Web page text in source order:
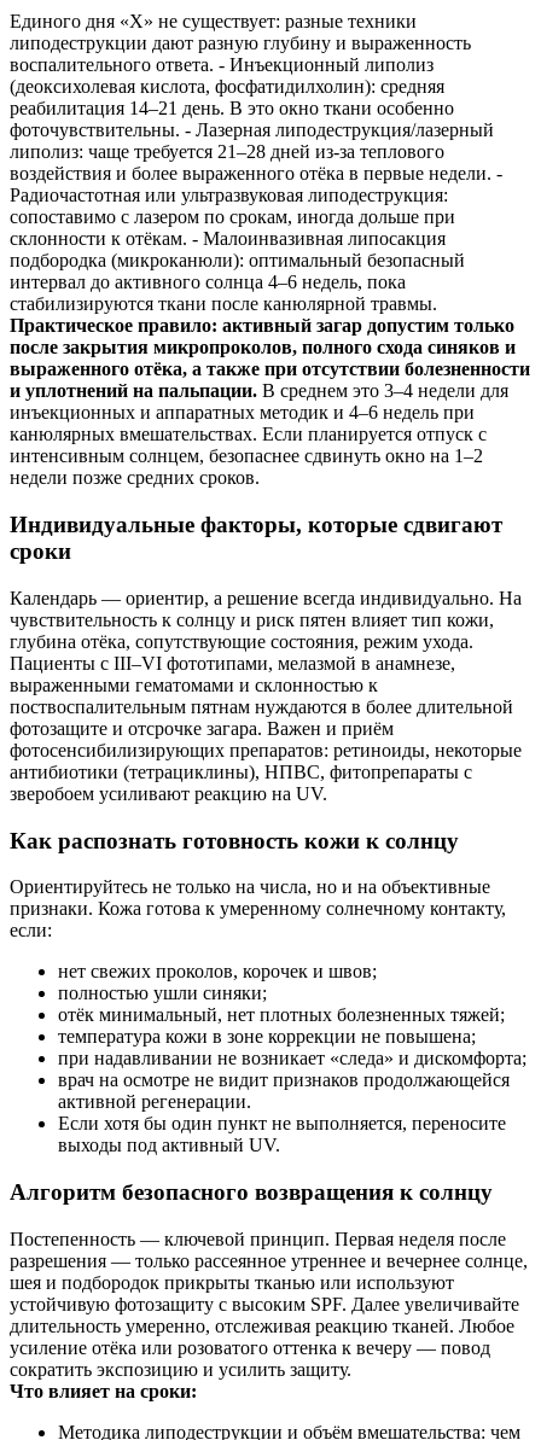
Единого дня «Х» не существует: разные техники
липодеструкции дают разную глубину и выраженность
воспалительного ответа. - Инъекционный липолиз
(деоксихолевая кислота, фосфатидилхолин): средняя
реабилитация 14–21 день. В это окно ткани особенно
фоточувствительны. - Лазерная липодеструкция/лазерный
липолиз: чаще требуется 21–28 дней из-за теплового
воздействия и более выраженного отёка в первые недели. -
Радиочастотная или ультразвуковая липодеструкция:
сопоставимо с лазером по срокам, иногда дольше при
склонности к отёкам. - Малоинвазивная липосакция
подбородка (микроканюли): оптимальный безопасный
интервал до активного солнца 4–6 недель, пока
стабилизируются ткани после канюлярной травмы.
Практическое правило: активный загар допустим только
после закрытия микропроколов, полного схода синяков и
выраженного отёка, а также при отсутствии болезненности
и уплотнений на пальпации. В среднем это 3–4 недели для
инъекционных и аппаратных методик и 4–6 недель при
канюлярных вмешательствах. Если планируется отпуск с
интенсивным солнцем, безопаснее сдвинуть окно на 1–2
недели позже средних сроков.
Индивидуальные факторы, которые сдвигают
сроки
Календарь — ориентир, а решение всегда индивидуально. На
чувствительность к солнцу и риск пятен влияет тип кожи,
глубина отёка, сопутствующие состояния, режим ухода.
Пациенты с III–VI фототипами, мелазмой в анамнезе,
выраженными гематомами и склонностью к
поствоспалительным пятнам нуждаются в более длительной
фотозащите и отсрочке загара. Важен и приём
фотосенсибилизирующих препаратов: ретиноиды, некоторые
антибиотики (тетрациклины), НПВС, фитопрепараты с
зверобоем усиливают реакцию на UV.
Как распознать готовность кожи к солнцу
Ориентируйтесь не только на числа, но и на объективные
признаки. Кожа готова к умеренному солнечному контакту,
если:
нет свежих проколов, корочек и швов;
полностью ушли синяки;
отёк минимальный, нет плотных болезненных тяжей;
температура кожи в зоне коррекции не повышена;
при надавливании не возникает «следа» и дискомфорта;
врач на осмотре не видит признаков продолжающейся
активной регенерации.
Если хотя бы один пункт не выполняется, переносите
выходы под активный UV.
Алгоритм безопасного возвращения к солнцу
Постепенность — ключевой принцип. Первая неделя после
разрешения — только рассеянное утреннее и вечернее солнце,
шея и подбородок прикрыты тканью или используют
устойчивую фотозащиту с высоким SPF. Далее увеличивайте
длительность умеренно, отслеживая реакцию тканей. Любое
усиление отёка или розоватого оттенка к вечеру — повод
сократить экспозицию и усилить защиту.
Что влияет на сроки:
Методика липодеструкции и объём вмешательства: чем